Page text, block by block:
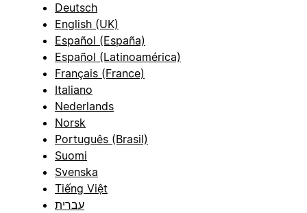
Deutsch
English (UK)
Español (España)
Español (Latinoamérica)
Français (France)
Italiano
Nederlands
Norsk
Português (Brasil)
Suomi
Svenska
Tiếng Việt
עברית